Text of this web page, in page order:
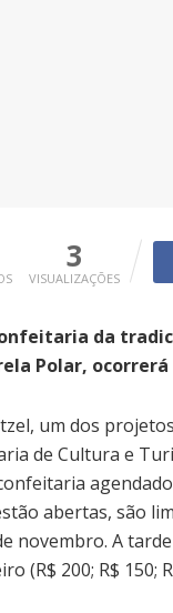
3
VISUALIZAÇÕES
da
Polar,
um dos
de Cultura e
abertas, são
novembro. A
(R$ 200; R$ 150;